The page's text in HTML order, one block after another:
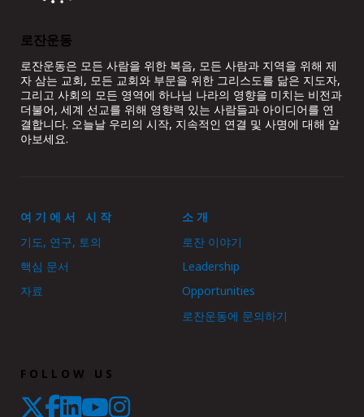
로잔운동
로잔운동은 모든 사람을 위한 복음, 모든 사람과 지역을 위해 제
자 삼는 교회, 모든 교회와 부문을 위한 그리스도를 닮은 지도자,
그리고 사회의 모든 영역에 하나님 나라의 영향을 미치는 비전과
더불어, 세계 선교를 위해 영향력 있는 사람들과 아이디어를 연
결합니다. 오늘날 우리의 시작, 지속적인 연결 및 사명에 대해 알
아보세요.
여기에서 시작
기도, 연구, 토의
핵심 문서
자료
소개
로잔 이야기
Leadership
Opportunities
로잔운동에 문의하기
FOLLOW US